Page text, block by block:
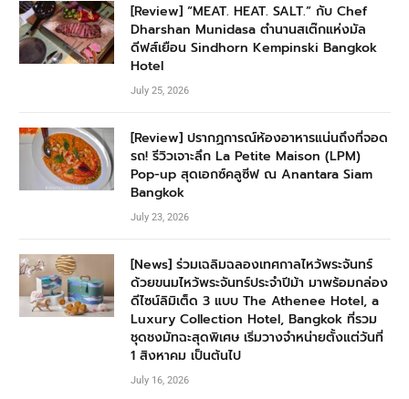
[Review] “MEAT. HEAT. SALT.” กับ Chef
Dharshan Munidasa ตำนานสเต๊กแห่งมัล
ดีฟส์เยือน Sindhorn Kempinski Bangkok
Hotel
July 25, 2026
[Review] ปรากฏการณ์ห้องอาหารแน่นถึงที่จอด
รถ! รีวิวเจาะลึก La Petite Maison (LPM)
Pop-up สุดเอกซ์คลูซีฟ ณ Anantara Siam
Bangkok
July 23, 2026
[News] ร่วมเฉลิมฉลองเทศกาลไหว้พระจันทร์
ด้วยขนมไหว้พระจันทร์ประจำปีม้า มาพร้อมกล่อง
ดีไซน์ลิมิเต็ด 3 แบบ The Athenee Hotel, a
Luxury Collection Hotel, Bangkok ที่รวม
ชุดชงมัทฉะสุดพิเศษ เริ่มวางจำหน่ายตั้งแต่วันที่
1 สิงหาคม เป็นต้นไป
July 16, 2026